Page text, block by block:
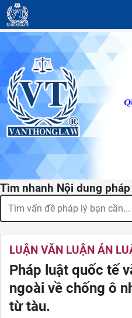
Tìm nhanh Nội dung
LUẬN VĂN LUẬN ÁN
Pháp luật quốc tế
ngoài về chống ô
từ tàu.